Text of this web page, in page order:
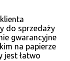
do sprzedaży
gwarancyjne
na papierze
jest łatwo